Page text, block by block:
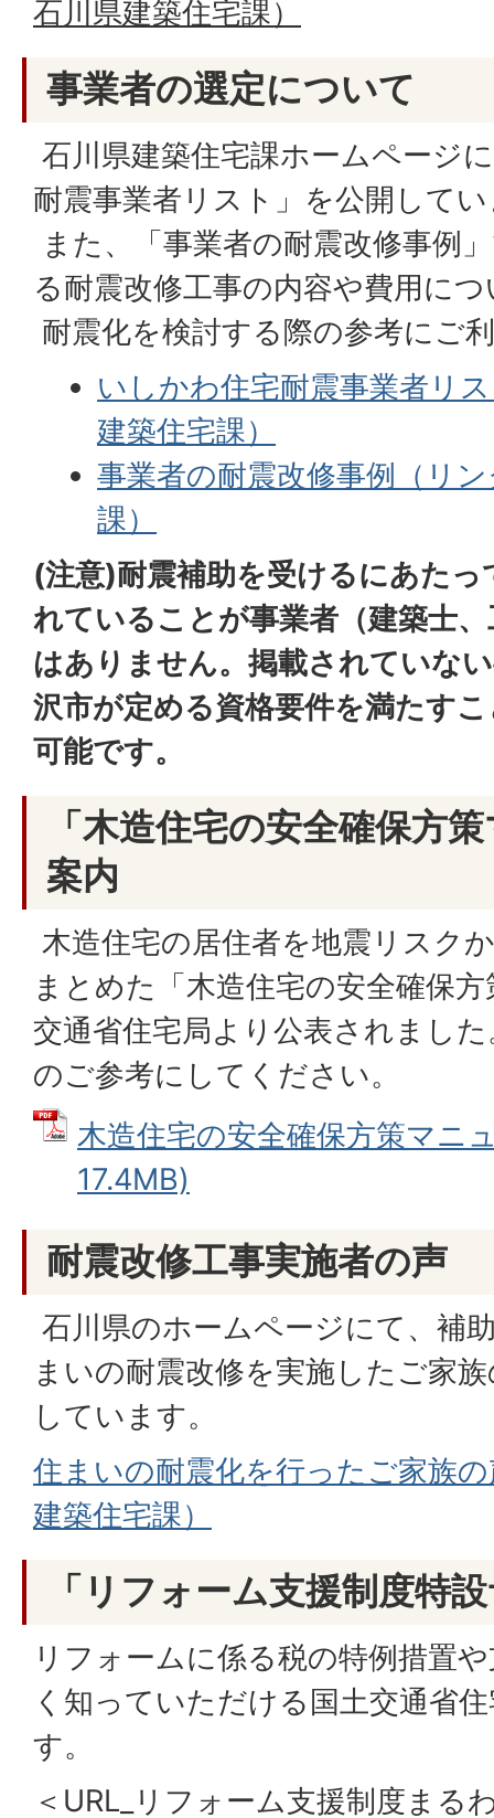
石川県建築住宅課）
事業者の選定について
石川県建築住宅課ホームページ
耐震事業者リスト」を公開して
また、「事業者の耐震改修事例
る耐震改修工事の内容や費用に
耐震化を検討する際の参考にご
いしかわ住宅耐震事業者リ
建築住宅課）
事業者の耐震改修事例（リ
課）
(注意)耐震補助を受けるにあた
れていることが事業者（建築士
はありません。掲載されていな
沢市が定める資格要件を満たす
可能です。
「木造住宅の安全確保方
案内
木造住宅の居住者を地震リスク
まとめた「木造住宅の安全確保
交通省住宅局より公表されまし
のご参考にしてください。
木造住宅の安全確保方策マニ
17.4MB)
耐震改修工事実施者の声
石川県のホームページにて、補
まいの耐震改修を実施したご家
しています。
住まいの耐震化を行ったご家族
建築住宅課）
「リフォーム支援制度特
リフォームに係る税の特例措置
く知っていただける国土交通省
す。
＜URL_リフォーム支援制度まる